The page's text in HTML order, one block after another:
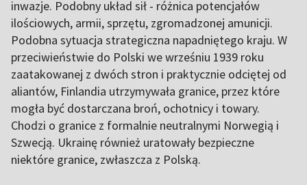
inwazje. Podobny układ sił - różnica potencjałów
ilościowych, armii, sprzętu, zgromadzonej amunicji.
Podobna sytuacja strategiczna napadniętego kraju. W
przeciwieństwie do Polski we wrześniu 1939 roku
zaatakowanej z dwóch stron i praktycznie odciętej od
aliantów, Finlandia utrzymywała granice, przez które
mogła być dostarczana broń, ochotnicy i towary.
Chodzi o granice z formalnie neutralnymi Norwegią i
Szwecją. Ukrainę również uratowały bezpieczne
niektóre granice, zwłaszcza z Polską.